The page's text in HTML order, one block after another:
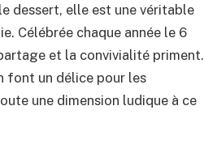
dessert, elle est une véritable
Célébrée chaque année le 6
et la convivialité priment.
font un délice pour les
une dimension ludique à ce